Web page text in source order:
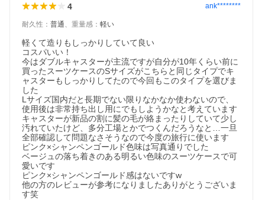
4 ank********
耐久性 ： 普通、 重量感 ： 軽い
軽くて造りもしっかりしていて良い
コスパいい！
今はダブルキャスターが主流ですが自分が10年くらい前に
買ったスーツケースのSサイズがこちらと同じタイプでキ
ャスターもしっかりしてたので今回もこのタイプを選びま
した
Lサイズ国内だと長期でない限りなかなか使わないので、
使用後は非常持ち出し用にでもしようかなと考えています
キャスターが新品の割に髪の毛が絡まったりしていて少し
汚れていたけど、多分工場とかでつくんだろうなと…一旦
全部確認して問題なさそうなので今度の旅行に使います
ピンク×シャンペンゴールド色味は写真通りでした
ベージュの落ち着きのある明るい色味のスーツケースで可
愛いです
ピンク×シャンペンゴールド感はないですw
他の方のレビューが参考になりましたありがとうございま
す笑